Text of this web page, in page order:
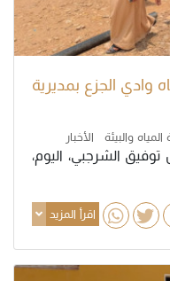
وادي الجزع بمديرية
المياه والبيئة الأخبار
توفيق الشرجبي، اليوم،
اقرأ المزيد